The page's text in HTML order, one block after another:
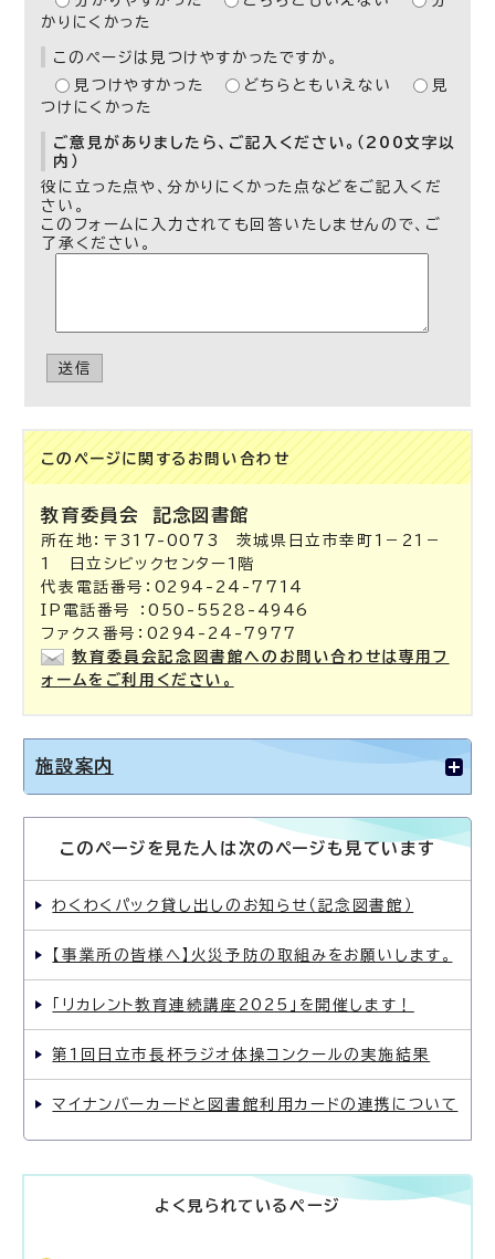
かりにくかった
このページは見つけやすかったですか。
見つけやすかった
どちらともいえない
見
つけにくかった
ご意見がありましたら、ご記入ください。（200文字以
内）
役に立った点や、分かりにくかった点などをご記入くだ
さい。
このフォームに入力されても回答いたしませんので、ご
了承ください。
送信
このページに関する お問い合わせ
教育委員会記念図書館
所在地：〒317-0073 茨城県日立市幸町1－21－
1 日立シビックセンター1階
代表電話番号：0294-24-7714
IP電話番号 ：050-5528-4946
ファクス番号：0294-24-7977
教育委員会記念図書館へのお問い合わせは専用フ
ォームをご利用ください。
施設案内
このページを見た人は次のページも見ています
わくわくパック貸し出しのお知らせ（記念図書館）
【事業所の皆様へ】火災予防の取組みをお願いします。
「リカレント教育連続講座2025」を開催します！
第1回日立市長杯ラジオ体操コンクールの実施結果
マイナンバーカードと図書館利用カードの連携について
よく見られているページ